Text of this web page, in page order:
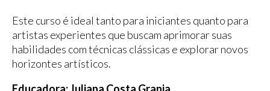
Este curso é ideal tanto para iniciantes quanto para
artistas experientes que buscam aprimorar suas
habilidades com técnicas clássicas e explorar novos
horizontes artísticos.